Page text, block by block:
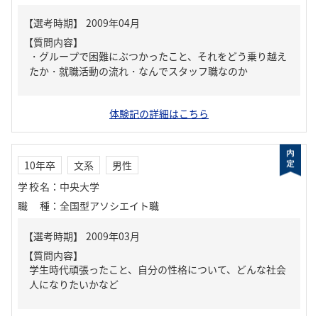
【質問内容】
・グループで困難にぶつかったこと、それをどう乗り越え
たか・就職活動の流れ・なんでスタッフ職なのか
体験記の詳細はこちら
10年卒 文系
男性
学校名 ： 中央大学
職種 ： 全国型アソシエイト職
【質問内容】
学生時代頑張ったこと、自分の性格について、どんな社会
人になりたいかなど